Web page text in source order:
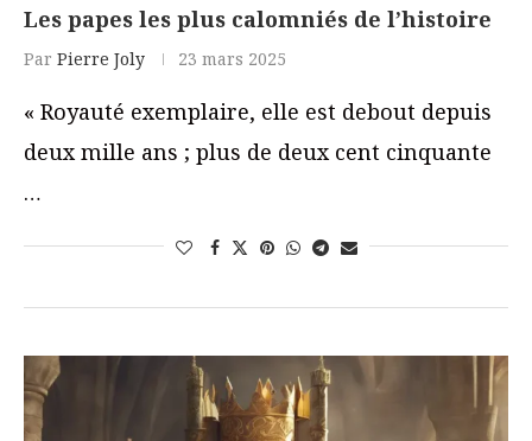
Les papes les plus calomniés de l’histoire
Par Pierre Joly 23 mars 2025
« Royauté exemplaire, elle est debout depuis
deux mille ans ; plus de deux cent cinquante
…